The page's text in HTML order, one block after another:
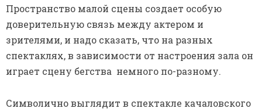
Пространство малой сцены создает особую
доверительную связь между актером и
зрителями, и надо сказать, что на разных
спектаклях, в зависимости от настроения зала он
играет сцену бегства немного по-разному.
Символично выглядит в спектакле качаловского